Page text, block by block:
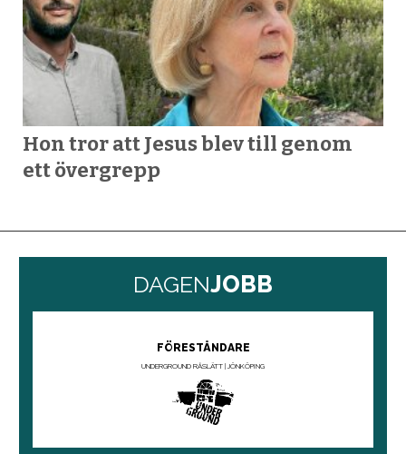
Hon tror att Jesus blev till genom
ett övergrepp